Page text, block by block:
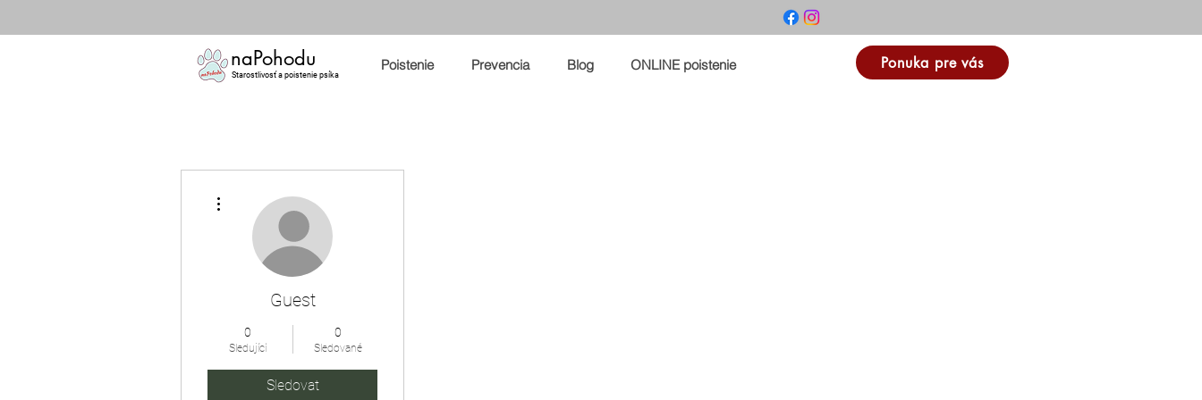
naPohodu
Starostlivosť a poistenie psíka
Poistenie Prevencia Blog ONLINE poistenie Ponuka pre vás
Guest
0
Sledující
0
Sledované
Sledovat